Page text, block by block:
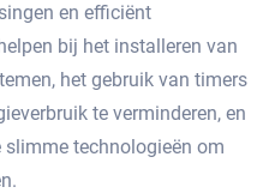
en efficiënt
bij het installeren van
het gebruik van timers
te verminderen, en
technologieën om